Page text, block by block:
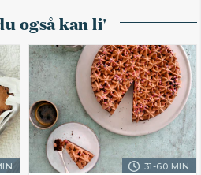
også kan li'
31-60 MIN.